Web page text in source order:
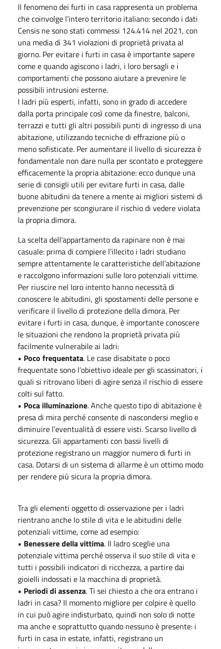
Il fenomeno dei furti in casa rappresenta un problema
che coinvolge l’intero territorio italiano: secondo i dati
Censis ne sono stati commessi 124.414 nel 2021, con
una media di 341 violazioni di proprietà privata al
giorno. Per evitare i furti in casa è importante sapere
come e quando agiscono i ladri, i loro bersagli e i
comportamenti che possono aiutare a prevenire le
possibili intrusioni esterne.
I ladri più esperti, infatti, sono in grado di accedere
dalla porta principale così come da finestre, balconi,
terrazzi e tutti gli altri possibili punti di ingresso di una
abitazione, utilizzando tecniche di effrazione più o
meno sofisticate. Per aumentare il livello di sicurezza è
fondamentale non dare nulla per scontato e proteggere
efficacemente la propria abitazione: ecco dunque una
serie di consigli utili per evitare furti in casa, dalle
buone abitudini da tenere a mente ai migliori sistemi di
prevenzione per scongiurare il rischio di vedere violata
la propria dimora.
La scelta dell’appartamento da rapinare non è mai
casuale: prima di compiere l’illecito i ladri studiano
sempre attentamente le caratteristiche dell’abitazione
e raccolgono informazioni sulle loro potenziali vittime.
Per riuscire nel loro intento hanno necessità di
conoscere le abitudini, gli spostamenti delle persone e
verificare il livello di protezione della dimora. Per
evitare i furti in casa, dunque, è importante conoscere
le situazioni che rendono la proprietà privata più
facilmente vulnerabile ai ladri:
• Poco frequentata. Le case disabitate o poco
frequentate sono l’obiettivo ideale per gli scassinatori, i
quali si ritrovano liberi di agire senza il rischio di essere
colti sul fatto.
• Poca illuminazione. Anche questo tipo di abitazione è
presa di mira perché consente di nascondersi meglio e
diminuire l’eventualità di essere visti. Scarso livello di
sicurezza. Gli appartamenti con bassi livelli di
protezione registrano un maggior numero di furti in
casa. Dotarsi di un sistema di allarme è un ottimo modo
per rendere più sicura la propria dimora.
Tra gli elementi oggetto di osservazione per i ladri
rientrano anche lo stile di vita e le abitudini delle
potenziali vittime, come ad esempio:
• Benessere della vittima. Il ladro sceglie una
potenziale vittima perché osserva il suo stile di vita e
tutti i possibili indicatori di ricchezza, a partire dai
gioielli indossati e la macchina di proprietà.
• Periodi di assenza. Ti sei chiesto a che ora entrano i
ladri in casa? Il momento migliore per colpire è quello
in cui può agire indisturbato, quindi non solo di notte
ma anche e soprattutto quando nessuno è presente: i
furti in casa in estate, infatti, registrano un